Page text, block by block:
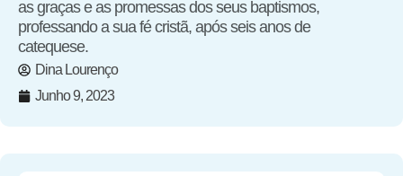
as graças e as promessas dos seus baptismos,
professando a sua fé cristã, após seis anos de
catequese.
Dina Lourenço
Junho 9, 2023